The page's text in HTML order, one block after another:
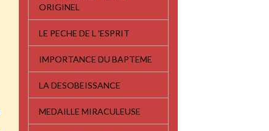
ORIGINEL
LE PECHE DE L 'ESPRIT
IMPORTANCE DU BAPTEME
LA DESOBEISSANCE
MEDAILLE MIRACULEUSE